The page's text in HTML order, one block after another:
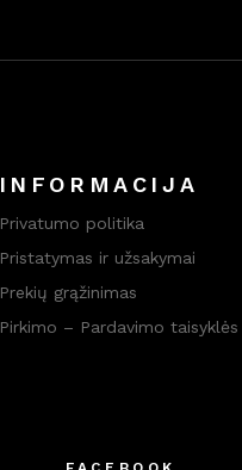
INFORMACIJA
Privatumo politika
Pristatymas ir užsakymai
Prekių grąžinimas
Pirkimo – Pardavimo taisyklės